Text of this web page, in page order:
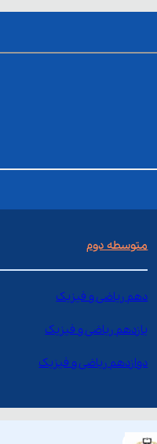
متوسطه دوم
دهم ریاضی و فیزیک
یازدهم ریاضی و فیزیک
دوازدهم ریاضی و فیزیک